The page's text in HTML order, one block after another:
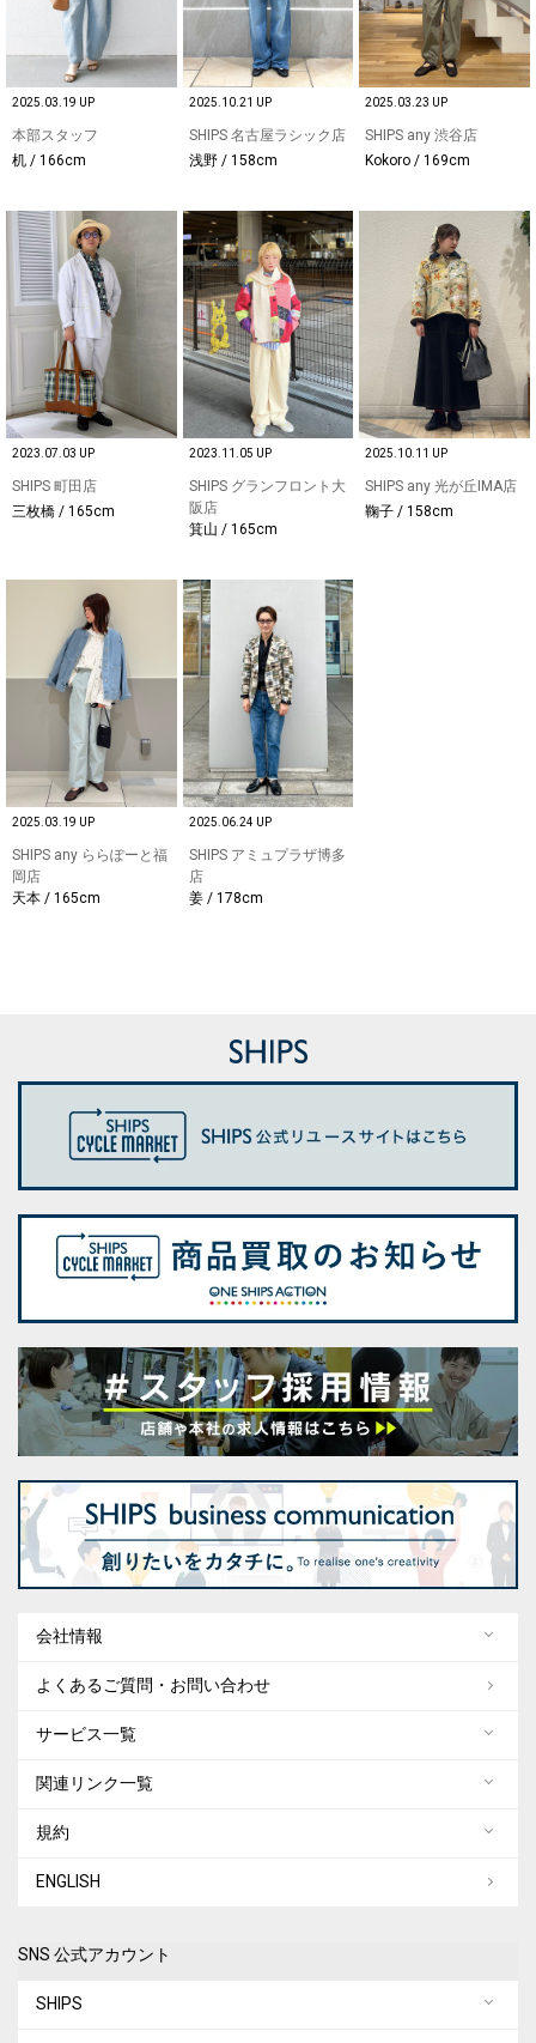
2025.03.19 UP
本部スタッフ
机 / 166cm
2025.10.21 UP
SHIPS 名古屋ラシック店
浅野 / 158cm
2025.03.23 UP
SHIPS any 渋谷店
Kokoro / 169cm
2023.07.03 UP
SHIPS 町田店
三枚橋 / 165cm
2023.11.05 UP
SHIPS グランフロント大
阪店
箕山 / 165cm
2025.10.11 UP
SHIPS any 光が丘IMA店
鞠子 / 158cm
2025.03.19 UP
SHIPS any ららぽーと福
岡店
天本 / 165cm
2025.06.24 UP
SHIPS アミュプラザ博多
店
姜 / 178cm
会社情報
よくあるご質問・お問い合わせ
サービス一覧
関連リンク一覧
規約
ENGLISH
SNS 公式アカウント
SHIPS